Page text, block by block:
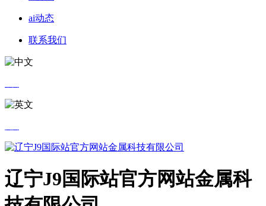
ai动态
联系我们
辽宁J9国际站官方网站金属科